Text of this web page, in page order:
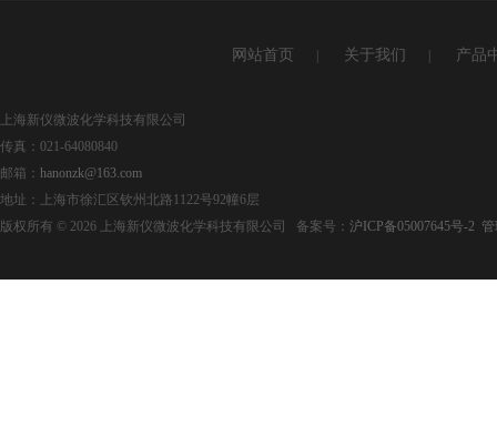
网站首页 关于我们 产品
上海新仪微波化学科技有限公司
传真：021-64080840
邮箱： hanonzk@163.com
地址：上海市徐汇区钦州北路1122号92幢6层
版权所有 © 2026 上海新仪微波化学科技有限公司 备案号： 沪ICP备05007645号-2